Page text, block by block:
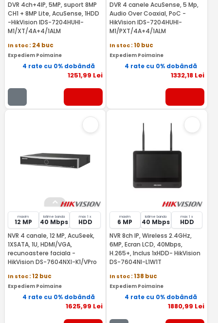
DVR 4ch+4IP, 5MP, suport 8MP
CH1 + 8MP Lite, AcuSense, 1HDD
-HikVision IDS-7204HUHI-
M1/XT/4A+4/1ALM
In stoc: 24 buc
Expediem Poimaine
4 rate cu 0% dobândă
1251,99 Lei
DVR 4 canele AcuSense, 5 Mp,
Audio Over Coaxial, PoC -
HikVision IDS-7204HUHI-
M1/PXT/4A+4/1ALM
In stoc: 10 buc
Expediem Poimaine
4 rate cu 0% dobândă
1332,18 Lei
maxim
12 MP
latime banda
40 Mbps
max 1 x
HDD
NVR 4 canale, 12 MP, AcuSeek,
1XSATA, 1U, HDMI/VGA,
recunoastere faciala -
HikVision DS-7604NXI-K1/VPro
In stoc: 12 buc
Expediem Poimaine
4 rate cu 0% dobândă
1625,99 Lei
maxim
6 MP
latime banda
40 Mbps
max 1 x
HDD
NVR 8ch IP, Wireless 2.4GHz,
6MP, Ecran LCD, 40Mbps,
H.265+, Inclus 1xHDD- HikVision
DS-7604NI-L1W1T
In stoc: 138 buc
Expediem Poimaine
4 rate cu 0% dobândă
1880,99 Lei